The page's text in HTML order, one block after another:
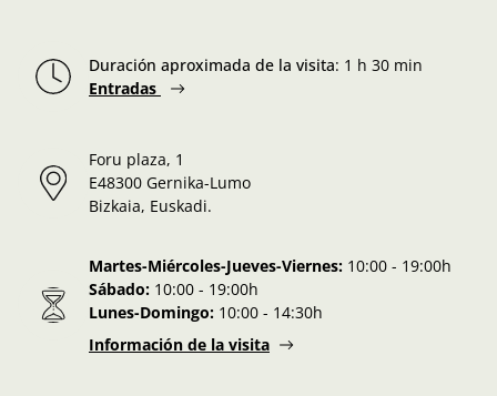
Duración aproximada de la visita: 1 h 30 min
Entradas
Foru plaza, 1
E48300 Gernika-Lumo
Bizkaia, Euskadi.
Martes-Miércoles-Jueves-Viernes: 10:00 - 19:00h
Sábado: 10:00 - 19:00h
Lunes-Domingo: 10:00 - 14:30h
Información de la visita